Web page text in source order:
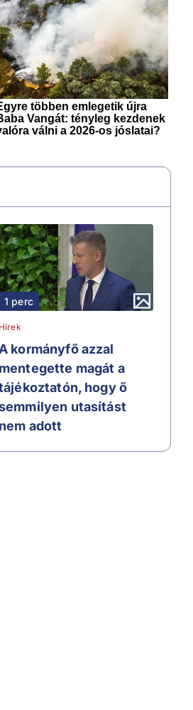
1 perc
Hírek
kormányfő azzal
mentegette magát a
hogy ő
utasítást
nem adott